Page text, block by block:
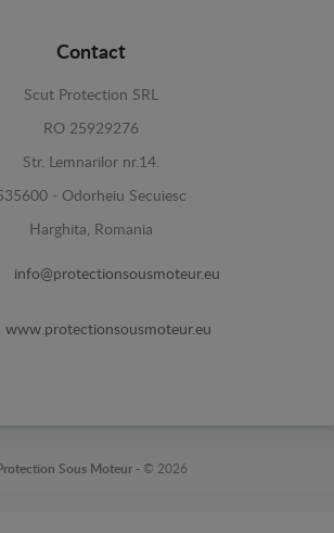
Contact
Scut Protection SRL
RO 25929276
Str. Lemnarilor nr.14.
- Odorheiu Secuiesc
Harghita, Romania
info@protectionsousmoteur.eu
www.protectionsousmoteur.eu
Sous Moteur - © 2026